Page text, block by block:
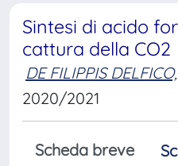
Sintesi di acido
cattura della CO2
DE FILIPPIS
2020/2021
Scheda breve